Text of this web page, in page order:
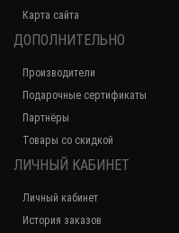
Карта сайта
ДОПОЛНИТЕЛЬНО
Производители
Подарочные сертификаты
Партнёры
Товары со скидкой
ЛИЧНЫЙ КАБИНЕТ
Личный кабинет
История заказов